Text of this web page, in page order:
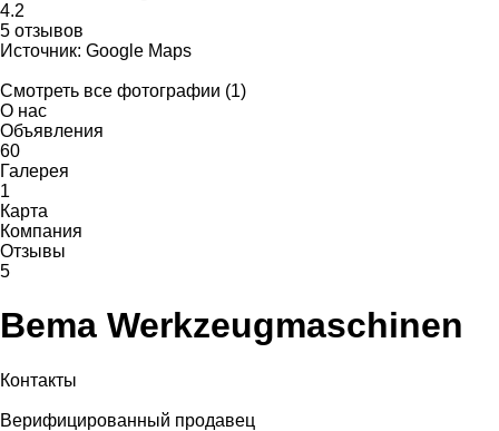
4.2
5 отзывов
Источник: Google Maps
Смотреть все фотографии (1)
О нас
Объявления
60
Галерея
1
Карта
Компания
Отзывы
5
Bema Werkzeugmaschinen
Контакты
Верифицированный продавец